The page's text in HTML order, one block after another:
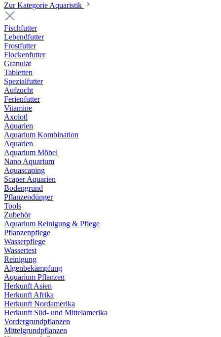
Zur Kategorie Aquaristik
Fischfutter
Lebendfutter
Frostfutter
Flockenfutter
Granulat
Tabletten
Spezialfutter
Aufzucht
Ferienfutter
Vitamine
Axolotl
Aquarien
Aquarium Kombination
Aquarien
Aquarium Möbel
Nano Aquarium
Aquascaping
Scaper Aquarien
Bodengrund
Pflanzendünger
Tools
Zubehör
Aquarium Reinigung & Pflege
Pflanzenpflege
Wasserpflege
Wassertest
Reinigung
Algenbekämpfung
Aquarium Pflanzen
Herkunft Asien
Herkunft Afrika
Herkunft Nordamerika
Herkunft Süd- und Mittelamerika
Vordergrundpflanzen
Mittelgrundpflanzen